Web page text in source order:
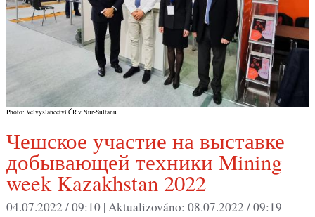
Photo: Velvyslanectví ČR v Nur-Sultanu
Чешское участие на выставке
добывающей техники Mining
week Kazakhstan 2022
04.07.2022 / 09:10 |Aktualizováno: 08.07.2022 / 09:19